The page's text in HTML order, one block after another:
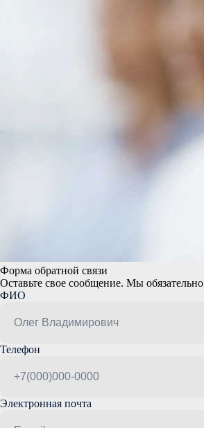
Форма обратной связи
Оставьте свое сообщение. Мы
ФИО
Телефон
Электронная почта